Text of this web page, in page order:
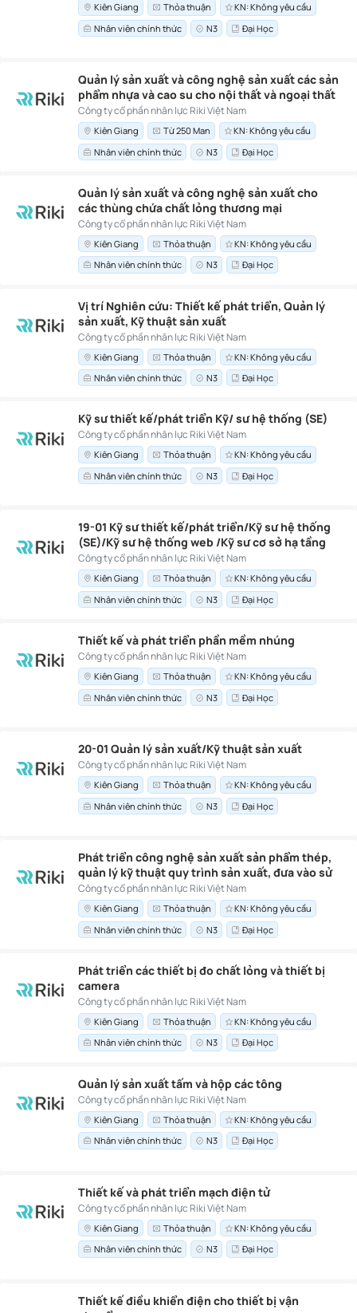
Kiên Giang Thỏa thuận
KN: Không yêu cầu
Nhân viên chính thức
N3 Đại Học
Quản lý sản xuất và công nghệ sản xuất các sản
phẩm nhựa và cao su cho nội thất và ngoại thất
ô tô
Công ty cổ phần nhân lực Riki Việt Nam
Kiên Giang Từ 250 Man
KN: Không yêu cầu
Nhân viên chính thức
N3 Đại Học
Quản lý sản xuất và công nghệ sản xuất cho
các thùng chứa chất lỏng thương mại
Công ty cổ phần nhân lực Riki Việt Nam
Kiên Giang Thỏa thuận
KN: Không yêu cầu
Nhân viên chính thức
N3 Đại Học
Vị trí Nghiên cứu: Thiết kế phát triển, Quản lý
sản xuất, Kỹ thuật sản xuất
Công ty cổ phần nhân lực Riki Việt Nam
Kiên Giang Thỏa thuận
KN: Không yêu cầu
Nhân viên chính thức
N3 Đại Học
Kỹ sư thiết kế/phát triển Kỹ/ sư hệ thống (SE)
Công ty cổ phần nhân lực Riki Việt Nam
Kiên Giang Thỏa thuận
KN: Không yêu cầu
Nhân viên chính thức
N3 Đại Học
19-01 Kỹ sư thiết kế/phát triển/Kỹ sư hệ thống
(SE)/Kỹ sư hệ thống web /Kỹ sư cơ sở hạ tầng
(mạng/máy chủ/cơ sở dữ liệu)/Hỗ trợ kỹ
thuật/kỹ sư khách hàng/kỹ sư hỗ trợ/Kỹ sư bán
hàng/tư vấn CNTT/SE nội bộ
Công ty cổ phần nhân lực Riki Việt Nam
Kiên Giang Thỏa thuận
KN: Không yêu cầu
Nhân viên chính thức
N3 Đại Học
Thiết kế và phát triển phần mềm nhúng
Công ty cổ phần nhân lực Riki Việt Nam
Kiên Giang Thỏa thuận
KN: Không yêu cầu
Nhân viên chính thức
N3 Đại Học
20-01 Quản lý sản xuất/Kỹ thuật sản xuất
Công ty cổ phần nhân lực Riki Việt Nam
Kiên Giang Thỏa thuận
KN: Không yêu cầu
Nhân viên chính thức
N3 Đại Học
Phát triển công nghệ sản xuất sản phẩm thép,
quản lý kỹ thuật quy trình sản xuất, đưa vào sử
dụng và bảo trì thiết bị sản xuất mới
Công ty cổ phần nhân lực Riki Việt Nam
Kiên Giang Thỏa thuận
KN: Không yêu cầu
Nhân viên chính thức
N3 Đại Học
Phát triển các thiết bị đo chất lỏng và thiết bị
camera
Công ty cổ phần nhân lực Riki Việt Nam
Kiên Giang Thỏa thuận
KN: Không yêu cầu
Nhân viên chính thức
N3 Đại Học
Quản lý sản xuất tấm và hộp các tông
Công ty cổ phần nhân lực Riki Việt Nam
Kiên Giang Thỏa thuận
KN: Không yêu cầu
Nhân viên chính thức
N3 Đại Học
Thiết kế và phát triển mạch điện tử
Công ty cổ phần nhân lực Riki Việt Nam
Kiên Giang Thỏa thuận
KN: Không yêu cầu
Nhân viên chính thức
N3 Đại Học
Thiết kế điều khiển điện cho thiết bị vận